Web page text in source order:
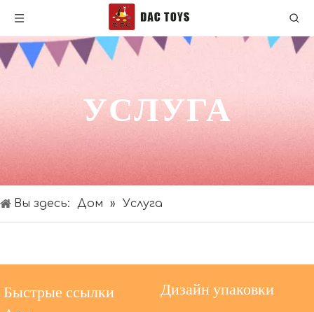
УСЛУГА
Вы здесь: Дом » Услуга
Быстрые ссылки Дизайн упаковки